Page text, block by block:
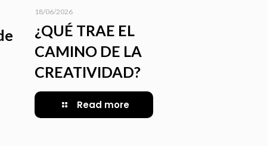
18/06/2026
¿QUÉ TRAE EL
CAMINO DE LA
CREATIVIDAD?
Read more